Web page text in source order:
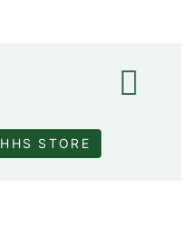
HHS STORE